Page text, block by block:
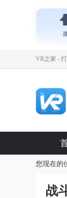
VR之家 -
您现在的
战